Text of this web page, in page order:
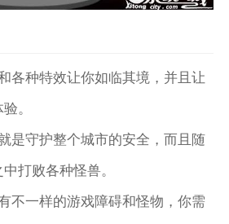
各种特效让你如临其境，并且让
。
是守护整个城市的安全，而且随
打败各种怪兽。
不一样的游戏障碍和怪物，你需